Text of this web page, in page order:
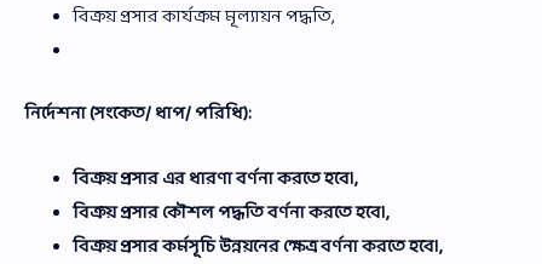
বিক্রয় প্রসার কার্যক্রম মূল্যায়ন পদ্ধতি,
নির্দেশনা (সংকেত/ ধাপ/ পরিধি):
বিক্রয় প্রসার এর ধারণা বর্ণনা করতে হবে।,
বিক্রয় প্রসার কৌশল পদ্ধতি বর্ণনা করতে হবে।,
বিক্রয় প্রসার কর্মসূচি উন্নয়নের ক্ষেত্র বর্ণনা করতে হবে।,